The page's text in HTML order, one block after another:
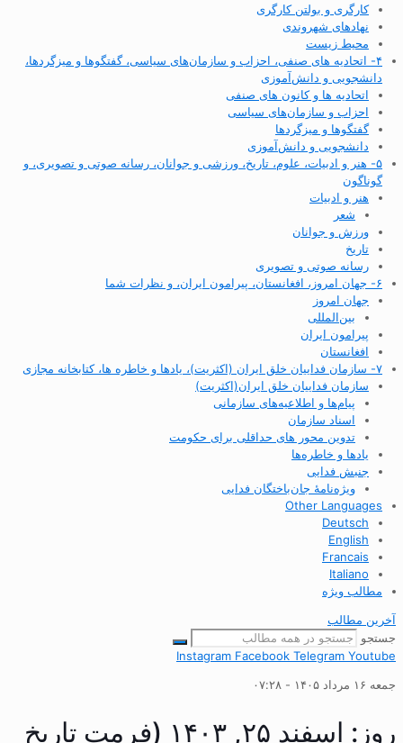
کارگری و بولتن کارگری
نهادهای شهروندی
محیط زیست
۴- اتحادیه های صنفی، احزاب و سازمان‌های سیاسی، گفتگوها و میزگردها،
دانشجویی و دانش‌آموزی
اتحادیه ها و کانون های صنفی
احزاب و سازمان‌های سیاسی
گفتگوها و میزگردها
دانشجویی و دانش‌آموزی
۵- هنر و ادبیات، علوم، تاریخ، ورزشی و جوانان، رسانه صوتی و تصویری، و
گوناگون
هنر و ادبیات
شعر
ورزش و جوانان
تاریخ
رسانه صوتی و تصویری
۶- جهان امروز، افغانستان، پیرامون ایران، و نظرات شما
جهان امروز
بین‌المللی
پیرامون ایران
افغانستان
۷- سازمان فداییان خلق ایران (اکثریت)، یادها و خاطره ها، کتابخانه مجازی
سازمان فداییان خلق ایران(اکثریت)
پیام‌ها و اطلاعیه‌های سازمانی
اسناد سازمان
تدوین محور های حداقلی برای حکومت
یادها و خاطره‌ها
جنبش فدایی
ویژه‌نامهٔ جان‌باختگان فدایی
Other Languages
Deutsch
English
Francais
Italiano
مطالب ویژه
آخرین مطالب
جستجو
Instagram Facebook Telegram Youtube
جمعه ۱۶ مرداد ۱۴۰۵ - ۰۷:۲۸
روز: اسفند ۲۵, ۱۴۰۳ (فرمت تاریخ